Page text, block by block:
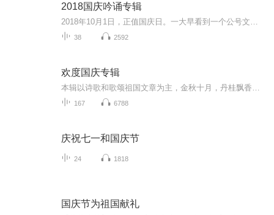
2018国庆吟诵专辑
38 2592
欢度国庆专辑
167 6788
庆祝七一和国庆节
24 1818
国庆节为祖国献礼